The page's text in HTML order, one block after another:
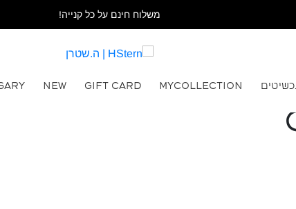
משלוח חינם על כל קנייה!
MYCOLLECTION
GIFT CARD
NEW